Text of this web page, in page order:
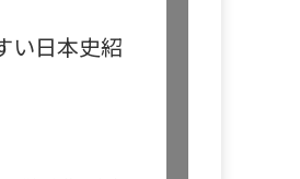
い日本史紹